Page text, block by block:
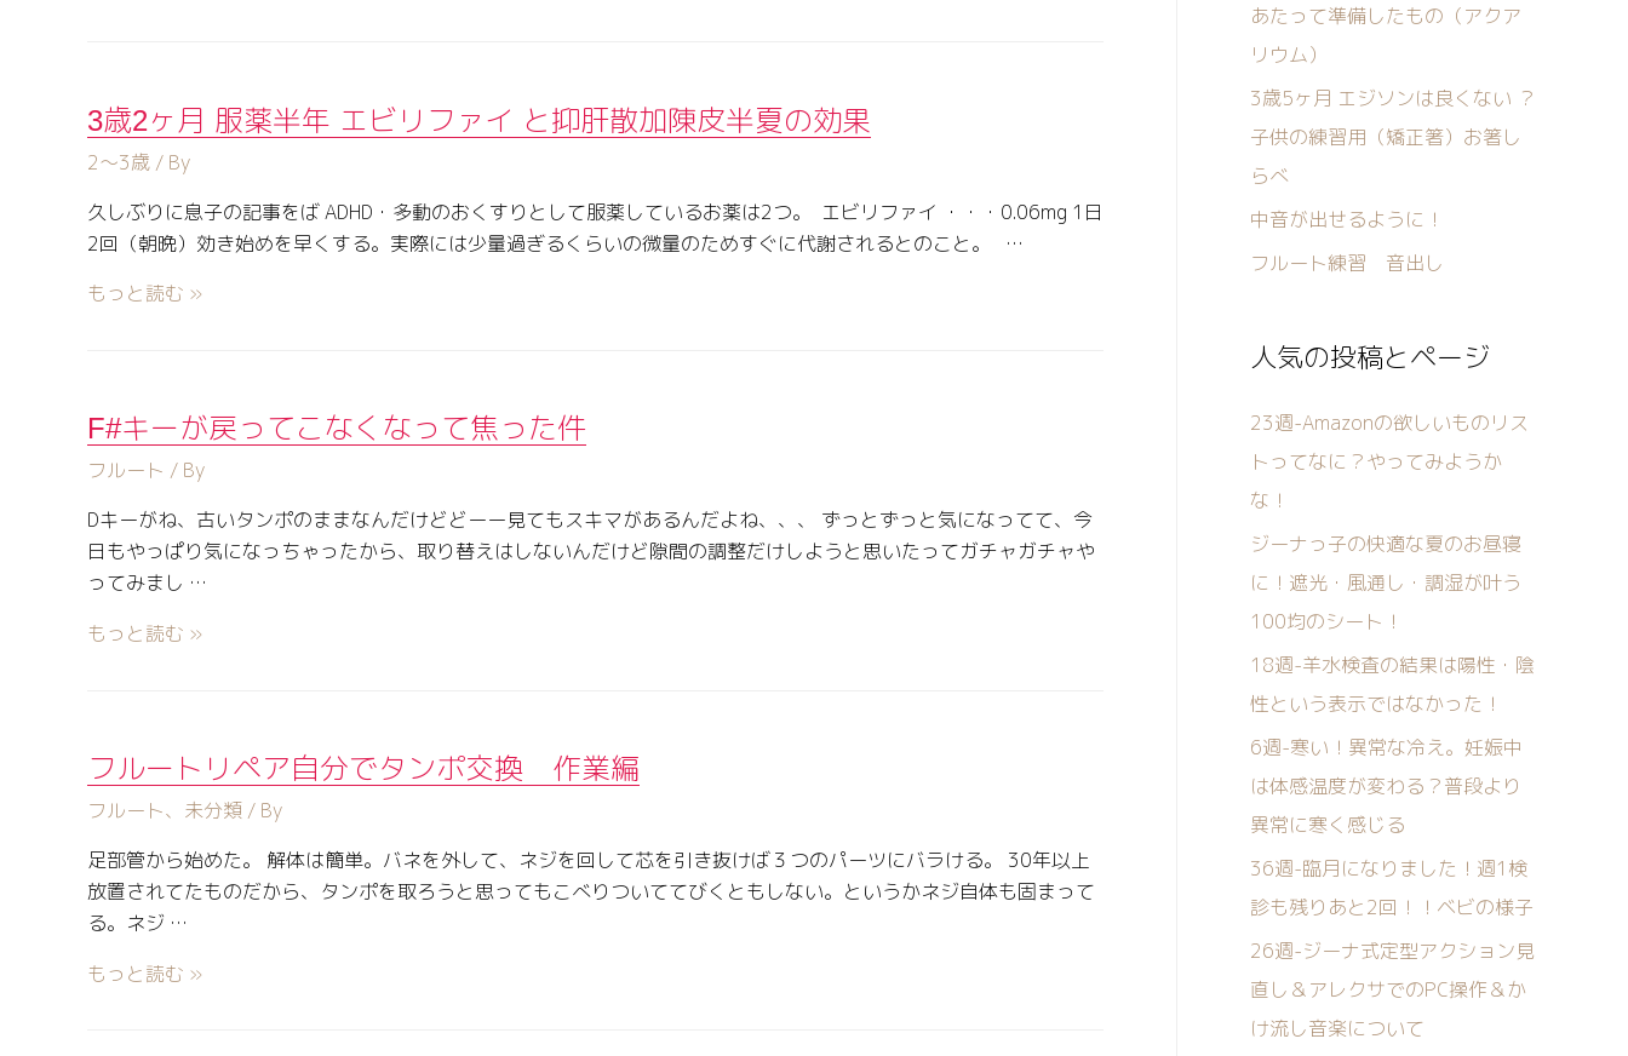
3歳2ヶ月 服薬半年 エビリファイ と抑肝散加陳皮半夏の効果
2〜3歳 / By
久しぶりに息子の記事をば ADHD・多動のおくすりとして服薬しているお薬は2つ。 エビリファイ ・・・0.06mg 1日
2回（朝晩）効き始めを早くする。実際には少量過ぎるくらいの微量のためすぐに代謝されるとのこと。 …
もっと読む »
F#キーが戻ってこなくなって焦った件
フルート / By
Dキーがね、古いタンポのままなんだけどどーー見てもスキマがあるんだよね、、、 ずっとずっと気になってて、今
日もやっぱり気になっちゃったから、取り替えはしないんだけど隙間の調整だけしようと思いたってガチャガチャや
ってみまし …
もっと読む »
フルートリペア自分でタンポ交換 作業編
フルート、 未分類 / By
足部管から始めた。 解体は簡単。バネを外して、ネジを回して芯を引き抜けば３つのパーツにバラける。 30年以上
放置されてたものだから、タンポを取ろうと思ってもこべりついててびくともしない。というかネジ自体も固まって
る。ネジ …
もっと読む »
あたって準備したもの（アクア
リウム）
3歳5ヶ月 エジソンは良くない ？
子供の練習用（矯正箸）お箸し
らべ
中音が出せるように！
フルート練習 音出し
人気の投稿とページ
23週-Amazonの欲しいものリス
トってなに？やってみようか
な！
ジーナっ子の快適な夏のお昼寝
に！遮光・風通し・調湿が叶う
100均のシート！
18週-羊水検査の結果は陽性・陰
性という表示ではなかった！
6週-寒い！異常な冷え。妊娠中
は体感温度が変わる？普段より
異常に寒く感じる
36週-臨月になりました！週1検
診も残りあと2回！！ベビの様子
26週-ジーナ式定型アクション見
直し＆アレクサでのPC操作＆か
け流し音楽について